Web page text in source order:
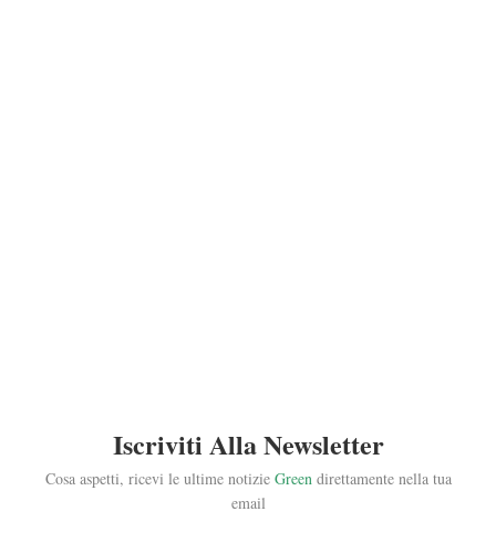
Iscriviti Alla Newsletter
Cosa aspetti, ricevi le ultime notizie Greendirettamente nella tua
email